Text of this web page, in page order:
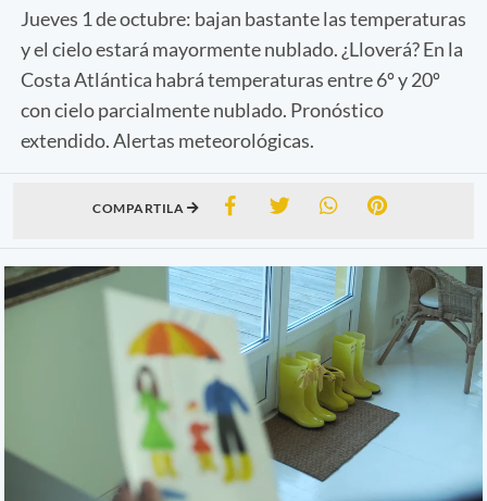
Jueves 1 de octubre: bajan bastante las temperaturas
y el cielo estará mayormente nublado. ¿Lloverá? En la
Costa Atlántica habrá temperaturas entre 6º y 20º
con cielo parcialmente nublado. Pronóstico
extendido. Alertas meteorológicas.
COMPARTILA